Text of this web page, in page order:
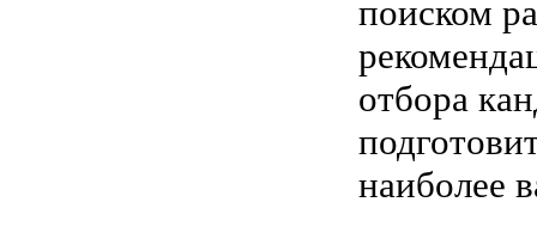
поиском
отбора
наиболее